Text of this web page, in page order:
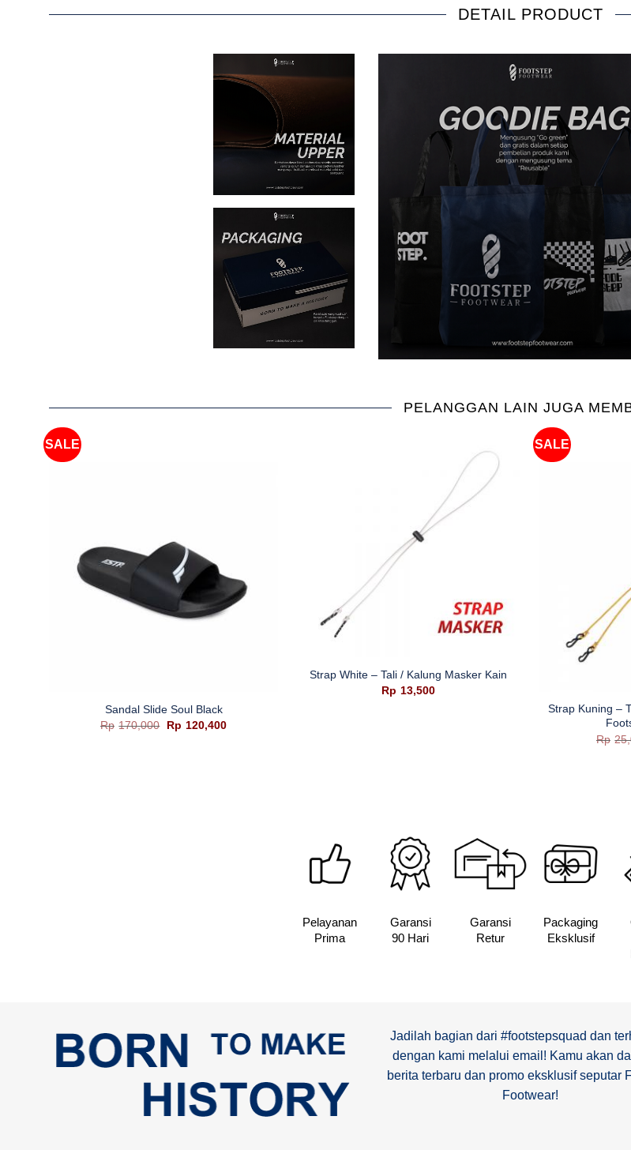
DETAIL PRODUCT
PELANGGAN LAIN JUGA
SALE
Sandal Slide Soul Black
Rp 170,000
Harga
aslinya
Rp 120,400Harga
Strap White – Tali / Kalung Masker Kain
Rp 13,500
SALE
Strap Kuning –
Rp
Pelayanan
Prima
Garansi
90 Hari
Garansi
Retur
Packaging
Eksklusif
Jadilah bagian dari #footstepsquad dan
dengan kami melalui email! Kamu akan
berita terbaru dan promo eksklusif seputar
Footwear!